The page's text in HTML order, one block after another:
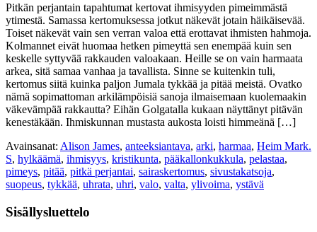
Pitkän perjantain tapahtumat kertovat ihmisyyden pimeimmästä
ytimestä. Samassa kertomuksessa jotkut näkevät jotain häikäisevää.
Toiset näkevät vain sen verran valoa että erottavat ihmisten hahmoja.
Kolmannet eivät huomaa hetken pimeyttä sen enempää kuin sen
keskelle syttyvää rakkauden valoakaan. Heille se on vain harmaata
arkea, sitä samaa vanhaa ja tavallista. Sinne se kuitenkin tuli,
kertomus siitä kuinka paljon Jumala tykkää ja pitää meistä. Ovatko
nämä sopimattoman arkilämpöisiä sanoja ilmaisemaan kuolemaakin
väkevämpää rakkautta? Eihän Golgatalla kukaan näyttänyt pitävän
kenestäkään. Ihmiskunnan mustasta aukosta loisti himmeänä […]
Avainsanat: Alison James, anteeksiantava, arki, harmaa, Heim Mark.
S, hylkäämä, ihmisyys, kristikunta, pääkallonkukkula, pelastaa,
pimeys, pitää, pitkä perjantai, sairaskertomus, sivustakatsoja,
suopeus, tykkää, uhrata, uhri, valo, valta, ylivoima, ystävä
Sisällysluettelo